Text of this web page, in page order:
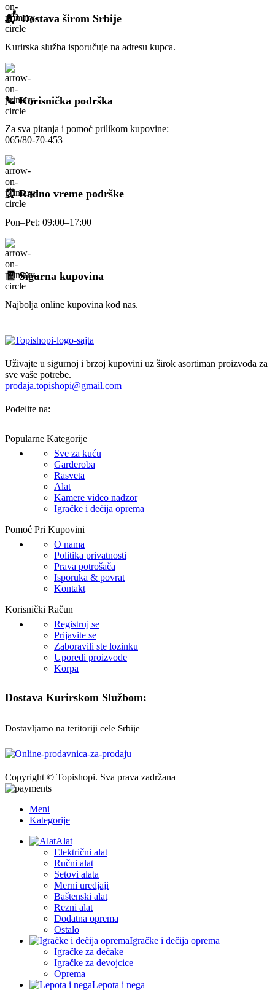
📬 Dostava širom Srbije
Kurirska služba isporučuje na adresu kupca.
📞 Korisnička podrška
Za sva pitanja i pomoć prilikom kupovine:
065/80-70-453
⏰ Radno vreme podrške
Pon–Pet: 09:00–17:00
🧾 Sigurna kupovina
Najbolja online kupovina kod nas.
Uživajte u sigurnoj i brzoj kupovini uz širok asortiman proizvoda za
sve vaše potrebe.
prodaja.topishopi@gmail.com
Podelite na:
Popularne Kategorije
Sve za kuću
Garderoba
Rasveta
Alat
Kamere video nadzor
Igračke i dečija oprema
Pomoć Pri Kupovini
O nama
Politika privatnosti
Prava potrošača
Isporuka & povrat
Kontakt
Korisnički Račun
Registruj se
Prijavite se
Zaboravili ste lozinku
Uporedi proizvode
Korpa
Dostava Kurirskom Službom:
Dostavljamo na teritoriji cele Srbije
Copyright © Topishopi. Sva prava zadržana
Meni
Kategorije
Alat
Električni alat
Ručni alat
Setovi alata
Merni uredjaji
Baštenski alat
Rezni alat
Dodatna oprema
Ostalo
Igračke i dečija oprema
Igračke za dečake
Igračke za devojcice
Oprema
Lepota i nega